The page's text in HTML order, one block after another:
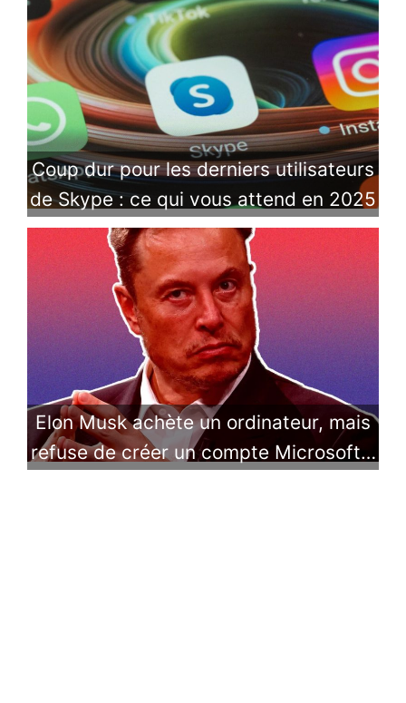
Coup dur pour les derniers utilisateurs
de Skype : ce qui vous attend en 2025
Elon Musk achète un ordinateur, mais
refuse de créer un compte Microsoft…